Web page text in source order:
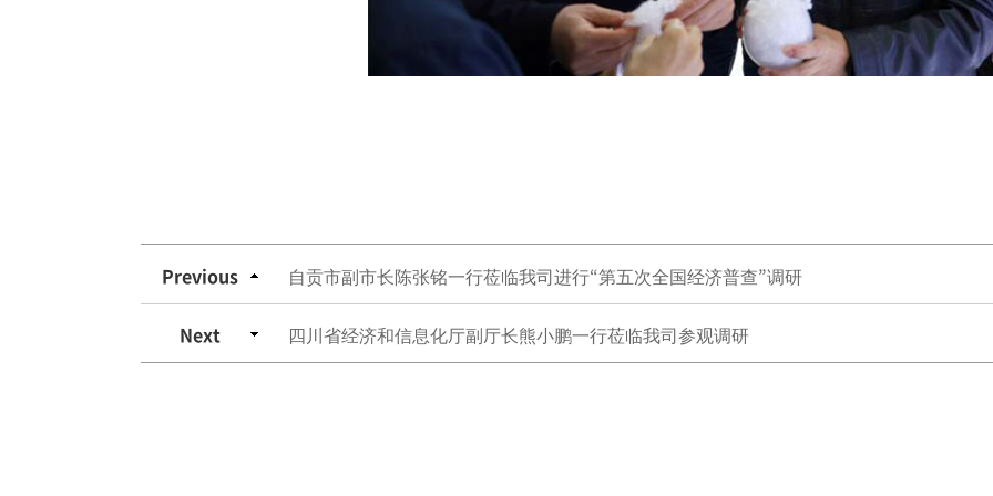
Previous 自贡市副市长陈张铭一行莅临我司进行“第五次全国经济普查”调研
Next 四川省经济和信息化厅副厅长熊小鹏一行莅临我司参观调研